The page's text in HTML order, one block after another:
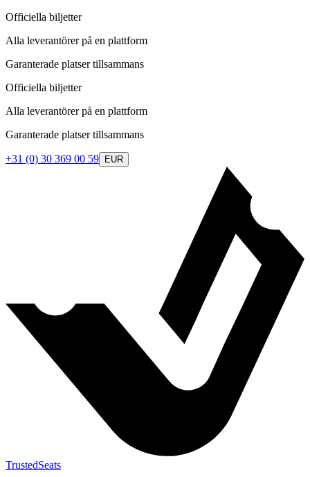
Officiella biljetter
Alla leverantörer på en plattform
Garanterade platser tillsammans
Officiella biljetter
Alla leverantörer på en plattform
Garanterade platser tillsammans
+31 (0) 30 369 00 59 EUR
TrustedSeats